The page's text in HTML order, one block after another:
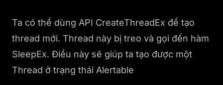
Ta có thể dùng API CreateThreadEx để tạo
thread mới. Thread này bị treo và gọi đến hàm
SleepEx. Điều này sẽ giúp ta tạo được một
Thread ở trạng thái Alertable